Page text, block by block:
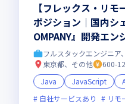
【フレックス・リ
ポジション｜国内
OMPANY』開発エ
P市場 - 人事・給与
金額シェア 出典：
ERP市場2024」
フルスタックエンジニア
東京都、その他
600-
Java
JavaScript
自社サービスあり
リモ